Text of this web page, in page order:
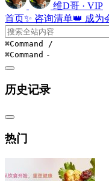
维D哥 · VIP
首页✨ 咨询清单👑 成为
⌘Command /
⌘Command -
历史记录
热门